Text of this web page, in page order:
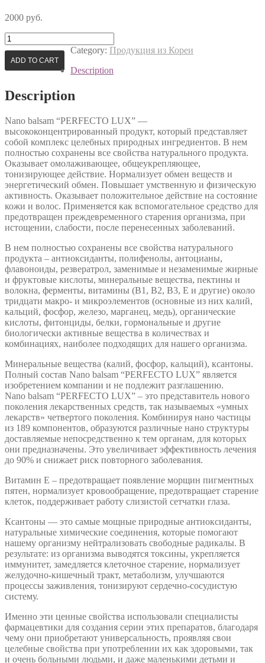
2000 руб.
PERFECTO
LUX
-антиоксидантный
растительный
quantity
ADD TO CART
Category: Продукция из Кореи
Description
Description
Nano balsam “PERFECTO LUX” —
высококонцентрированный продукт, который представляет
собой комплекс целебных природных ингредиентов. В нем
полностью сохранены все свойства натурального продукта.
Оказывает омолаживающее, общеукрепляющее,
тонизирующее действие. Нормализует обмен веществ и
энергетический обмен. Повышает умственную и физическую
активность. Оказывает положительное действие на состояние
кожи и волос. Применяется как вспомогательное средство для
предотвращен преждевременного старения организма, при
истощении, слабости, после перенесенных заболеваний.
В нем полностью сохранены все свойства натурального
продукта – антиоксиданты, полифенолы, антоцианы,
флавоноиды, резвератрол, заменимые и незаменимые жирные
и фруктовые кислоты, минеральные вещества, пектины и
волокна, ферменты, витамины (В1, В2, В3, Е и другие) около
тридцати макро- и микроэлементов (основные из них калий,
кальций, фосфор, железо, марганец, медь), органические
кислоты, фитонциды, белки, гормональные и другие
биологически активные вещества в количествах и
комбинациях, наиболее подходящих для нашего организма.
Минеральные вещества (калий, фосфор, кальций), ксантоны.
Полный состав Nano balsam “PERFECTO LUX” является
изобретением компании и не подлежит разглашению.
Nano balsam “PERFECTO LUX” – это представитель нового
поколения лекарственных средств, так называемых «умных
лекарств» четвертого поколения. Комбинируя нано частицы
из 189 компонентов, образуются различные нано структуры
доставляемые непосредственно к тем органам, для которых
они предназначены. Это увеличивает эффективность лечения
до 90% и снижает риск повторного заболевания.
​Витамин Е – предотвращает появление морщин пигментных
пятен, нормализует кровообращение, предотвращает старение
клеток, поддерживает работу слизистой сетчатки глаза.
Ксантоны — это самые мощные природные антиоксиданты,
натуральные химические соединения, которые помогают
нашему организму нейтрализовать свободные радикалы. В
результате: из организма выводятся токсины, укрепляется
иммунитет, замедляется клеточное старение, нормализует
желудочно-кишечный тракт, метаболизм, улучшаются
процессы заживления, тонизируют сердечно-сосудистую
систему.
Именно эти ценные свойства использовали специалисты
фармацевтики для создания серии этих препаратов, благодаря
чему они приобретают универсальность, проявляя свои
целебные свойства при употреблении их как здоровыми, так
и очень больными людьми, и даже маленькими детьми и